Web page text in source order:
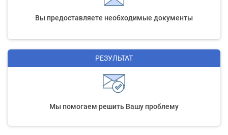
Вы предоставляете необходимые документы
РЕЗУЛЬТАТ
Мы помогаем решить Вашу проблему